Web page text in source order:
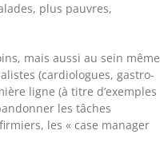
plus pauvres,
mais aussi au sein même
(cardiologues, gastro-
ligne (à titre d’exemples
les tâches
les « case manager